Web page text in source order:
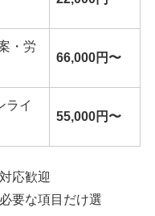
・労
66,000円〜
ライ
55,000円〜
応歓迎
要な項目だけ選